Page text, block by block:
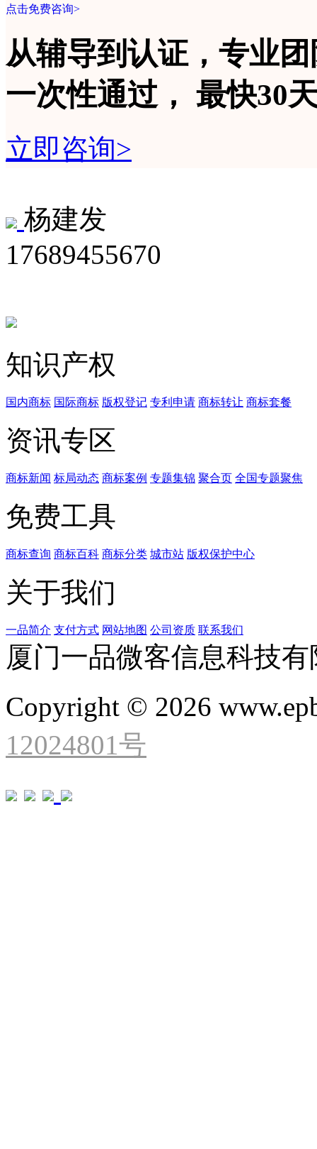
点击免费咨询>
从辅导到认证，专业
一次性通过， 最快30
立即咨询>
杨建发
17689455670
知识产权
国内商标 国际商标 版权登记 专利申请 商标转让 商标套餐
资讯专区
商标新闻 标局动态 商标案例 专题集锦 聚合页 全国专题聚焦
免费工具
商标查询 商标百科 商标分类 城市站 版权保护中心
关于我们
一品简介 支付方式 网站地图 公司资质 联系我们
厦门一品微客信息科技
Copyright © 2026
12024801号